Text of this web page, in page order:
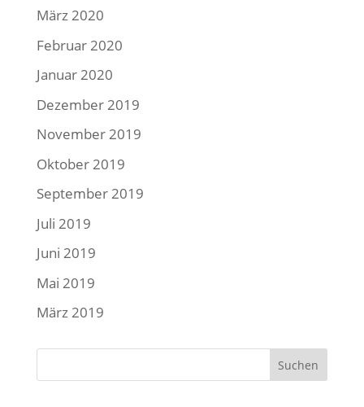
März 2020
Februar 2020
Januar 2020
Dezember 2019
November 2019
Oktober 2019
September 2019
Juli 2019
Juni 2019
Mai 2019
März 2019